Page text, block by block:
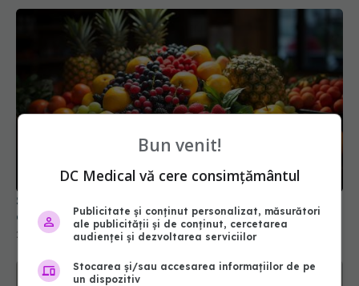
Șase fructe care surclasează portocala la
conținutul de vitamina C
25 mai 2025, 15:00
Bun venit!
DC Medical vă cere consimțământul
Publicitate și conținut personalizat, măsurători
ale publicității și de conținut, cercetarea
audienței și dezvoltarea serviciilor
Stocarea și/sau accesarea informațiilor de pe
un dispozitiv